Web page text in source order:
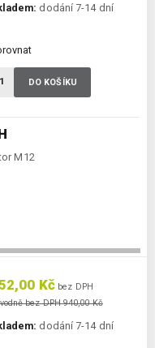
M12
dodání 7-14 dní
DO KOŠÍKU
Kč bez DPH
bez DPH 940,00 Kč
dodání 7-14 dní